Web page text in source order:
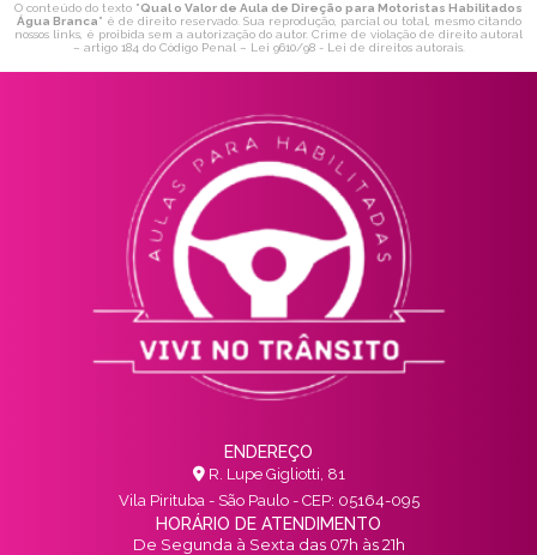
O conteúdo do texto "Qual o Valor de Aula de Direção para Motoristas Habilitados
Água Branca" é de direito reservado. Sua reprodução, parcial ou total, mesmo citando
nossos links, é proibida sem a autorização do autor. Crime de violação de direito autoral
– artigo 184 do Código Penal – Lei 9610/98 - Lei de direitos autorais.
ENDEREÇO
R. Lupe Gigliotti, 81
Vila Pirituba - São Paulo - CEP: 05164-095
HORÁRIO DE ATENDIMENTO
De Segunda à Sexta das 07h às 21h